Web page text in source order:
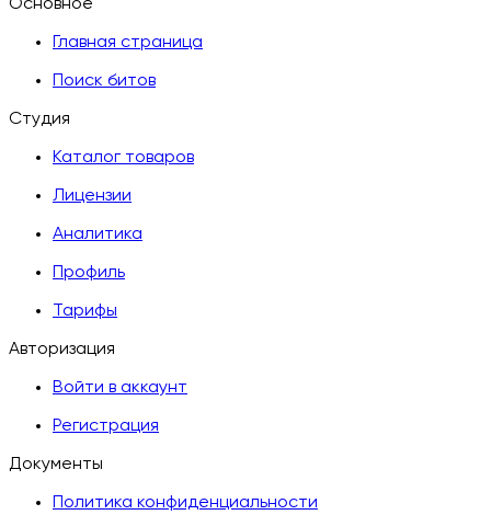
Основное
Главная страница
Поиск битов
Студия
Каталог товаров
Лицензии
Аналитика
Профиль
Тарифы
Авторизация
Войти в аккаунт
Регистрация
Документы
Политика конфиденциальности